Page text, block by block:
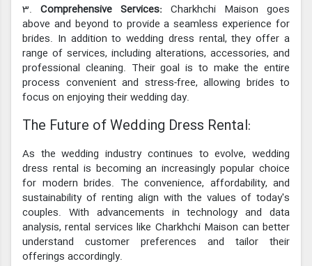
3. Comprehensive Services: Charkhchi Maison goes
above and beyond to provide a seamless experience for
brides. In addition to wedding dress rental, they offer a
range of services, including alterations, accessories, and
professional cleaning. Their goal is to make the entire
process convenient and stress-free, allowing brides to
focus on enjoying their wedding day.
The Future of Wedding Dress Rental:
As the wedding industry continues to evolve, wedding
dress rental is becoming an increasingly popular choice
for modern brides. The convenience, affordability, and
sustainability of renting align with the values of today's
couples. With advancements in technology and data
analysis, rental services like Charkhchi Maison can better
understand customer preferences and tailor their
offerings accordingly.